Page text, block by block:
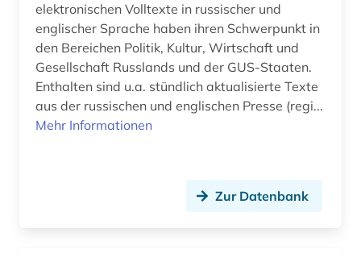
antisemitismusforschung (1)
anwalt (1)
aquakultur (1)
aquarell (1)
Jugoslawien (3)
Kanada (7)
Korea (2)
Kroatien (9)
elektronischen Volltexte in russischer und
englischer Sprache haben ihren Schwerpunkt in
den Bereichen Politik, Kultur, Wirtschaft und
Gesellschaft Russlands und der GUS-Staaten.
Enthalten sind u.a. stündlich aktualisierte Texte
aus der russischen und englischen Presse (regi...
Mehr Informationen
Zur Datenbank